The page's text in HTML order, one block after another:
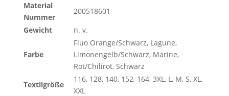
Material
Nummer
200518601
Gewicht
n. v.
Farbe
Fluo Orange/Schwarz, Lagune,
Limonengelb/Schwarz, Marine,
Rot/Chilirot, Schwarz
Textilgröße
116, 128, 140, 152, 164, 3XL, L, M, S, XL,
XXL